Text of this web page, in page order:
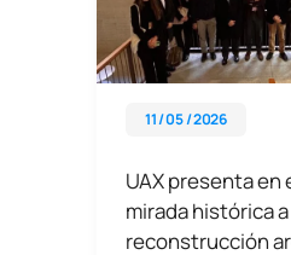
11 / 05 / 2026
UAX presenta en
mirada histórica
reconstrucción